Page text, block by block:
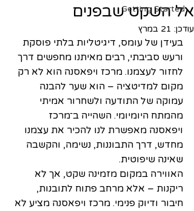
Getting Started
אל השקט שבפנים
עודכן: 21 במרץ
בעידן של עומס, דיגיטליות בלתי פוסקת
ורעש סביבתי, רבים מאיתנו מחפשים דרך
לחזור לעצמנו. מרכז ויפאסנה הוא לא רק
מקום למדיטציה – הוא שער להבנה
עמוקה של התודעה ולשחרור אמיתי
מהמתח היומיומי. השהייה ב־מרכז
ויפאסנה מאפשרת לנו להכיר את עצמנו
מחדש, דרך התבוננות, נשימה, והקשבה
שאינה שיפוטית.
האווירה במקום מזמינה שקט, אך לא
ריקנות – אלא מרחב פתוח לתובנות,
חיבור ודיוק פנימי. מרכז ויפאסנה מציע לא